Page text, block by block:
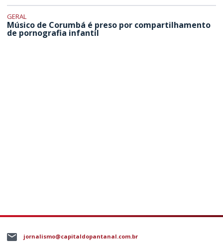
GERAL
Músico de Corumbá é preso por compartilhamento
de pornografia infantil
jornalismo@capitaldopantanal.com.br